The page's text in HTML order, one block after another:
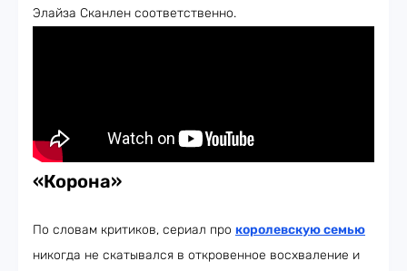
Элайза Сканлен соответственно.
«Корона»
По словам критиков, сериал про королевскую семью
никогда не скатывался в откровенное восхваление и